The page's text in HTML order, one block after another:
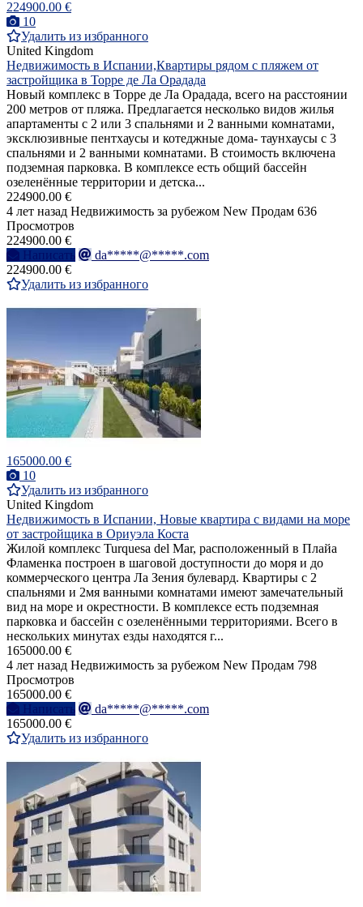
224900.00 €
10
Удалить из избранного
United Kingdom
Недвижимость в Испании,Квартиры рядом с пляжем от
застройщика в Торре де Ла Орадада
Новый комплекс в Торре де Ла Орадада, всего на расстоянии
200 метров от пляжа. Предлагается несколько видов жилья
апартаменты с 2 или 3 спальнями и 2 ванными комнатами,
эксклюзивные пентхаусы и котеджные дома- таунхаусы с 3
спальнями и 2 ванными комнатами. В стоимость включена
подземная парковка. В комплексе есть общий бассейн
озеленённые территории и детска...
224900.00 €
4 лет назад Недвижимость за рубежом New Продам 636
Просмотров
224900.00 €
Написать
da*****@*****.com
224900.00 €
Удалить из избранного
165000.00 €
10
Удалить из избранного
United Kingdom
Недвижимость в Испании, Новые квартира с видами на море
от застройщика в Ориуэла Коста
Жилой комплекс Turquesa del Mar, расположенный в Плайа
Фламенка построен в шаговой доступности до моря и до
коммерческого центра Ла Зения булевард. Квартиры с 2
спальнями и 2мя ванными комнатами имеют замечательный
вид на море и окрестности. В комплексе есть подземная
парковка и бассейн с озеленёнными территориями. Всего в
нескольких минутах езды находятся г...
165000.00 €
4 лет назад Недвижимость за рубежом New Продам 798
Просмотров
165000.00 €
Написать
da*****@*****.com
165000.00 €
Удалить из избранного